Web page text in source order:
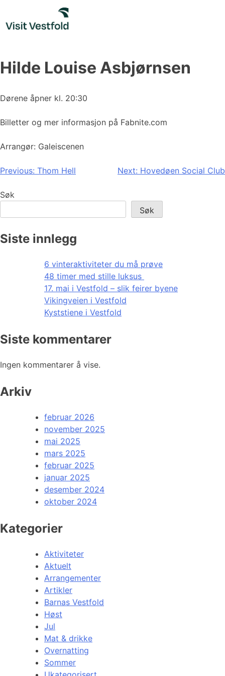
content
Hilde Louise Asbjørnsen
Dørene åpner kl. 20:30
Billetter og mer informasjon på Fabnite.com
Arrangør: Galeiscenen
Innleggsnavigasjon
Previous: Thom Hell Next: Hovedøen Social Club
Søk
Søk
Siste innlegg
6 vinteraktiviteter du må prøve
48 timer med stille luksus
17. mai i Vestfold – slik feirer byene
Vikingveien i Vestfold
Kyststiene i Vestfold
Siste kommentarer
Ingen kommentarer å vise.
Arkiv
februar 2026
november 2025
mai 2025
mars 2025
februar 2025
januar 2025
desember 2024
oktober 2024
Kategorier
Aktiviteter
Aktuelt
Arrangementer
Artikler
Barnas Vestfold
Høst
Jul
Mat & drikke
Overnatting
Sommer